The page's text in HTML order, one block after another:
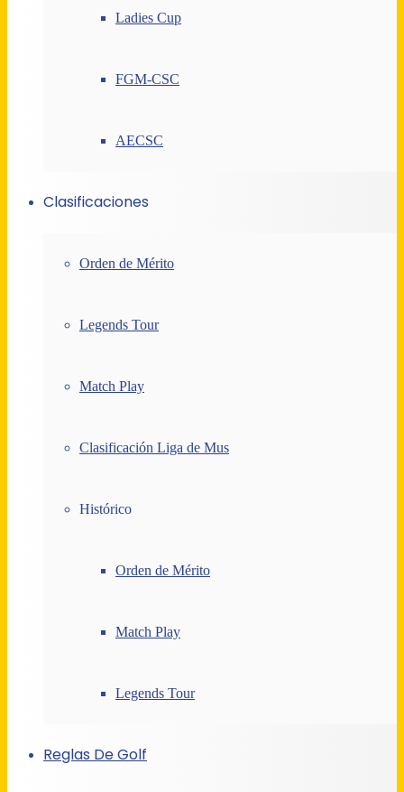
Ladies Cup
FGM-CSC
AECSC
Clasificaciones
Orden de Mérito
Legends Tour
Match Play
Clasificación Liga de Mus
Histórico
Orden de Mérito
Match Play
Legends Tour
Reglas De Golf